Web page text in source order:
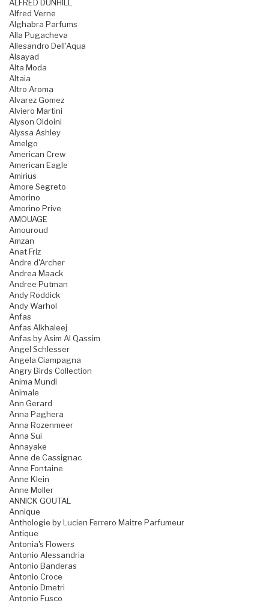
ALFRED DUNHILL
Alfred Verne
Alghabra Parfums
Alla Pugacheva
Allesandro Dell'Aqua
Alsayad
Alta Moda
Altaia
Altro Aroma
Alvarez Gomez
Alviero Martini
Alyson Oldoini
Alyssa Ashley
Amelgo
American Crew
American Eagle
Amirius
Amore Segreto
Amorino
Amorino Prive
AMOUAGE
Amouroud
Amzan
Anat Friz
Andre d'Archer
Andrea Maack
Andree Putman
Andy Roddick
Andy Warhol
Anfas
Anfas Alkhaleej
Anfas by Asim Al Qassim
Angel Schlesser
Angela Ciampagna
Angry Birds Collection
Anima Mundi
Animale
Ann Gerard
Anna Paghera
Anna Rozenmeer
Anna Sui
Annayake
Anne de Cassignac
Anne Fontaine
Anne Klein
Anne Moller
ANNICK GOUTAL
Annique
Anthologie by Lucien Ferrero Maitre Parfumeur
Antique
Antonia's Flowers
Antonio Alessandria
Antonio Banderas
Antonio Croce
Antonio Dmetri
Antonio Fusco